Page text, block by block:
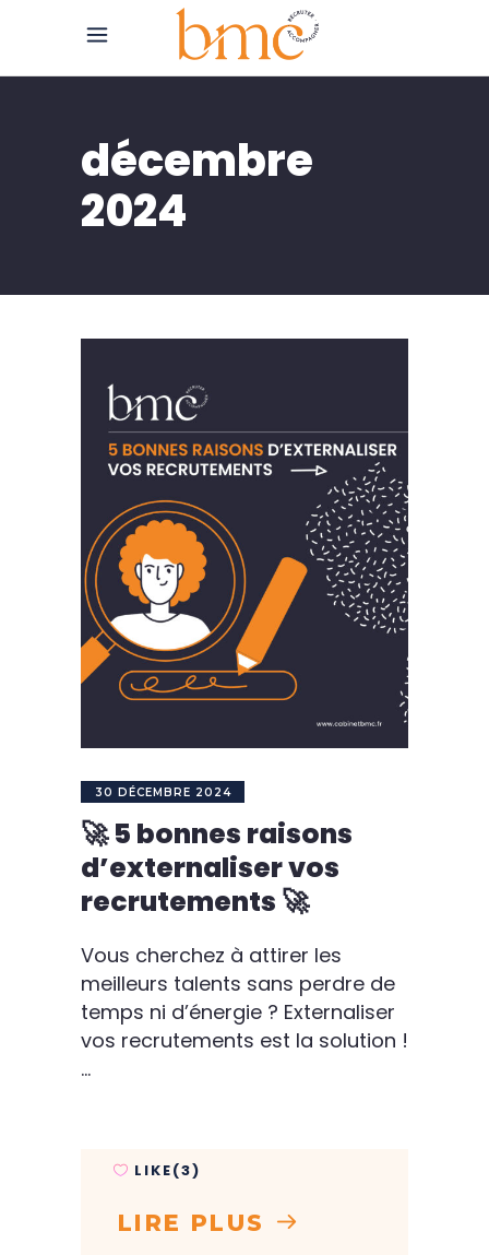
décembre
2024
30 DÉCEMBRE 2024
🚀 5 bonnes raisons
d’externaliser vos
recrutements 🚀
Vous cherchez à attirer les
meilleurs talents sans perdre de
temps ni d’énergie ? Externaliser
vos recrutements est la solution !
LIKE(3)
LIRE PLUS